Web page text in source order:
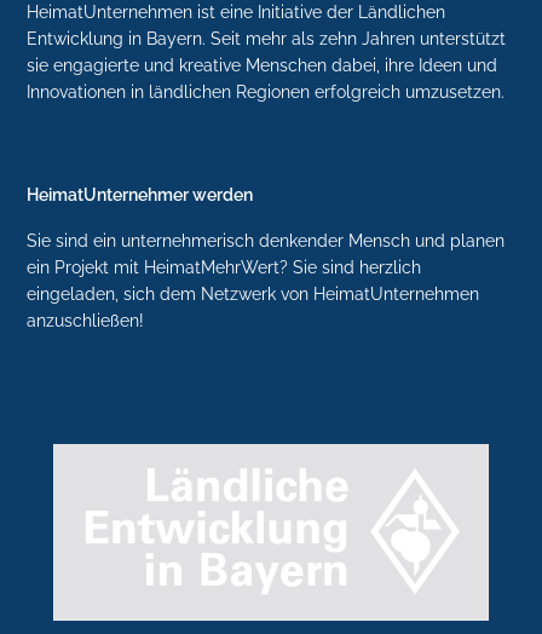
HeimatUnternehmen ist eine Initiative der Ländlichen
Entwicklung in Bayern. Seit mehr als zehn Jahren unterstützt
sie engagierte und kreative Menschen dabei, ihre Ideen und
Innovationen in ländlichen Regionen erfolgreich umzusetzen.
HeimatUnternehmer werden
Sie sind ein unternehmerisch denkender Mensch und planen
ein Projekt mit HeimatMehrWert? Sie sind herzlich
eingeladen, sich dem Netzwerk von HeimatUnternehmen
anzuschließen!